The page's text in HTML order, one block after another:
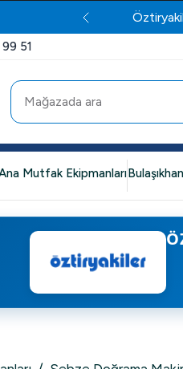
51
Mutfak Ekipmanları